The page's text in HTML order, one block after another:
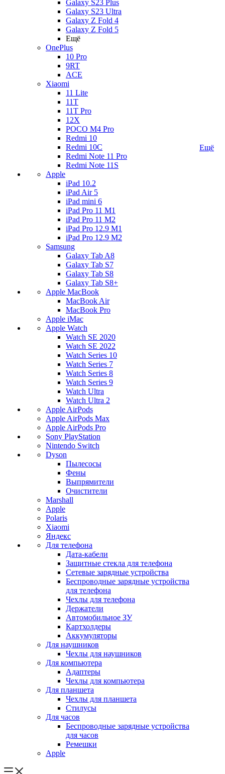
Galaxy S23 Plus
Galaxy S23 Ultra
Galaxy Z Fold 4
Galaxy Z Fold 5
Ещё
OnePlus
10 Pro
9RT
ACE
Xiaomi
11 Lite
11T
11T Pro
12X
POCO M4 Pro
Redmi 10
Redmi 10C
Redmi Note 11 Pro
Redmi Note 11S
Apple
iPad 10.2
iPad Air 5
iPad mini 6
iPad Pro 11 M1
iPad Pro 11 M2
iPad Pro 12.9 M1
iPad Pro 12.9 M2
Samsung
Galaxy Tab A8
Galaxy Tab S7
Galaxy Tab S8
Galaxy Tab S8+
Apple MacBook
MacBook Air
MacBook Pro
Apple iMac
Apple Watch
Watch SE 2020
Watch SE 2022
Watch Series 10
Watch Series 7
Watch Series 8
Watch Series 9
Watch Ultra
Watch Ultra 2
Apple AirPods
Apple AirPods Max
Apple AirPods Pro
Sony PlayStation
Nintendo Switch
Dyson
Пылесосы
Фены
Выпрямители
Очистители
Marshall
Apple
Polaris
Xiaomi
Яндекс
Для телефона
Дата-кабели
Защитные стекла для телефона
Сетевые зарядные устройства
Беспроводные зарядные устройства
для телефона
Чехлы для телефона
Держатели
Автомобильное ЗУ
Картхолдеры
Аккумуляторы
Для наушников
Чехлы для наушников
Для компьютера
Адаптеры
Чехлы для компьютера
Для планшета
Чехлы для планшета
Стилусы
Для часов
Беспроводные зарядные устройства
для часов
Ремешки
Apple
Ещё